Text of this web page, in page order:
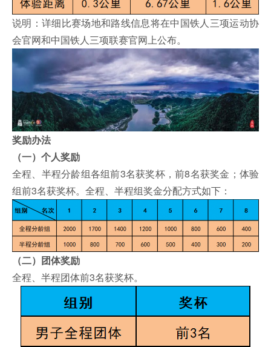
说明：详细比赛场地和路线信息将在中国铁人三项运动协
会官网和中国铁人三项联赛官网上公布。
奖励办法
（一）个人奖励
全程、半程分龄组各组前3名获奖杯，前8名获奖金；体验
组前3名获奖杯。全程、半程组奖金分配方式如下：
（二）团体奖励
全程、半程团体前3名获奖杯。